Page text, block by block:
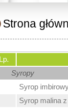
Strona
Lp.
Syropy
Syrop
Syrop malina z